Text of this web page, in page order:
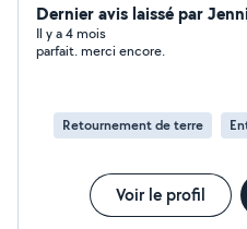
etc. Expérience en espaces
nettoyage, entretien de
Actuellement en activité
plomberie. Disponible principalement les week-ends.
Travail soigné, ponctuel et motivé
Dernier avis laissé par
Il y a 4 mois
parfait. merci encore.
Retournement de terre
Voir le profil